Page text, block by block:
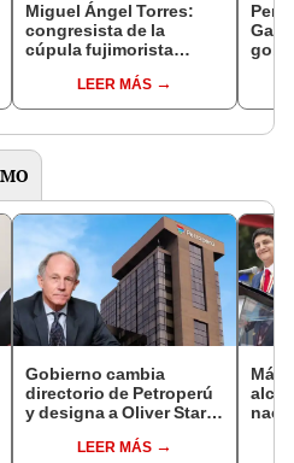
Miguel Ángel Torres:
congresista de la
cúpula fujimorista
del SenadoLEER MÁS
Gobierno cambia
directorio de Petroperú
y designa a Oliver Stark
empresa estatal
LEER MÁS
Más